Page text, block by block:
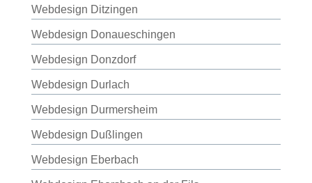
Webdesign Ditzingen
Webdesign Donaueschingen
Webdesign Donzdorf
Webdesign Durlach
Webdesign Durmersheim
Webdesign Dußlingen
Webdesign Eberbach